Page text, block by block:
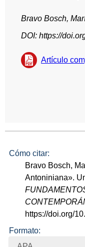
Bravo Bosch,
DOI: https://
Artículo
Cómo citar:
Bravo Bosch,
Antoniniana».
https://doi.org/
Formato: